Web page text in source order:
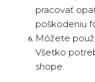
pracovať
poškodeniu
Môžete
Všetko
shope.